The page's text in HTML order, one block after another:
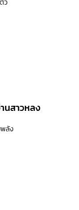
นสาวหลง
ลัง